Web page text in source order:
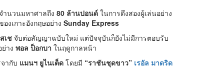
ำนวนมหาศาลถึง 80 ล้านปอนด์ ในการดึงสองผู้เล่นอย่าง
งเกาะอังกฤษอย่าง Sunday Express
เชจับต่อสัญญาฉบับใหม่ แต่ปัจจุบันก็ยังไม่มีการตอบรับ
าง พอล ป็อกบา ในฤดูกาลหน้า
ากับ แมนฯ ยูไนเต็ดโดยมี “ราชันชุดขาว” เรอัล มาดริด